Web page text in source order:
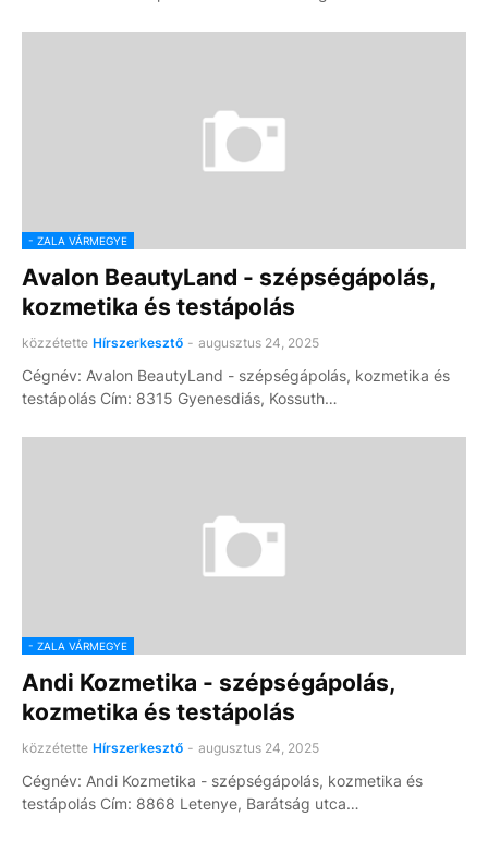
- ZALA VÁRMEGYE
Avalon BeautyLand - szépségápolás,
kozmetika és testápolás
közzétette Hírszerkesztő - augusztus 24, 2025
Cégnév: Avalon BeautyLand - szépségápolás, kozmetika és
testápolás Cím: 8315 Gyenesdiás, Kossuth…
- ZALA VÁRMEGYE
Andi Kozmetika - szépségápolás,
kozmetika és testápolás
közzétette Hírszerkesztő - augusztus 24, 2025
Cégnév: Andi Kozmetika - szépségápolás, kozmetika és
testápolás Cím: 8868 Letenye, Barátság utca…